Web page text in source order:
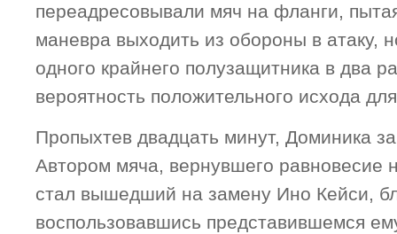
переадресовывали мяч на фланги,
маневра выходить из обороны в атаку,
одного крайнего полузащитника в два
вероятность положительного исхода
Пропыхтев двадцать минут, Доминика
Автором мяча, вернувшего равновесие
стал вышедший на замену Ино Кейси,
воспользовавшись представившемся